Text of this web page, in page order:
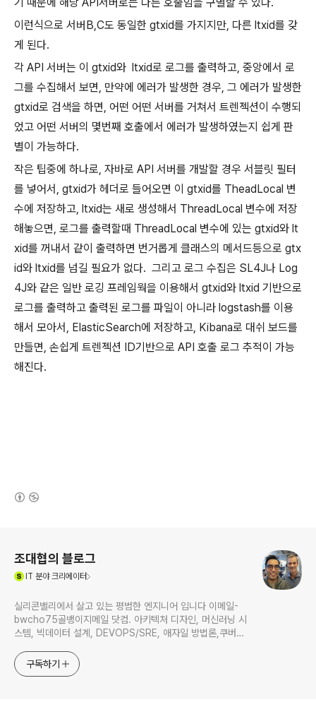
이런식으로 서버B,C도 동일한 gtxid를 가지지만, 다른 ltxid를 갖
게 된다.
각 API 서버는 이 gtxid와 ltxid로 로그를 출력하고, 중앙에서 로
그를 수집해서 보면, 만약에 에러가 발생한 경우, 그 에러가 발생한
gtxid로 검색을 하면, 어떤 어떤 서버를 거쳐서 트렌젝션이 수행되
었고 어떤 서버의 몇번째 호출에서 에러가 발생하였는지 쉽게 판
별이 가능하다.
작은 팁중에 하나로, 자바로 API 서버를 개발할 경우 서블릿 필터
를 넣어서, gtxid가 헤더로 들어오면 이 gtxid를 TheadLocal 변
수에 저장하고, ltxid는 새로 생성해서 ThreadLocal 변수에 저장
해놓으면, 로그를 출력할때 ThreadLocal 변수에 있는 gtxid와 lt
xid를 꺼내서 같이 출력하면 번거롭게 클래스의 메서드등으로 gtx
id와 ltxid를 넘길 필요가 없다. 그리고 로그 수집은 SL4J나 Log
4J와 같은 일반 로깅 프레임웍을 이용해서 gtxid와 ltxid 기반으로
로그를 출력하고 출력된 로그를 파일이 아니라 logstash를 이용
해서 모아서, ElasticSearch에 저장하고, Kibana로 대쉬 보드를
만들면, 손쉽게 트렌젝션 ID기반으로 API 호출 로그 추적이 가능
해진다.
조대협의 블로그
IT 분야 크리에이터
실리콘밸리에서 살고 있는 평범한 엔지니어 입니다 이메일-
bwcho75골뱅이지메일 닷컴. 아키텍처 디자인, 머신러닝 시
스템, 빅데이터 설계, DEVOPS/SRE, 애자일 방법론,쿠버네
한 기술 멘토링과 강의 진행합니다. Linkedin :
https://www.linkedin.com/in/terrycho75/
구독하기